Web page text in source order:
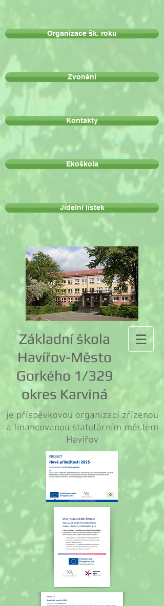
Organizace šk. roku
Zvonění
Kontakty
Ekoškola
Jídelní lístek
Základní škola
Havířov-Město
Gorkého 1/329
okres Karviná
je příspěvkovou organizací zřízenou
a financovanou statutárním městem
Havířov